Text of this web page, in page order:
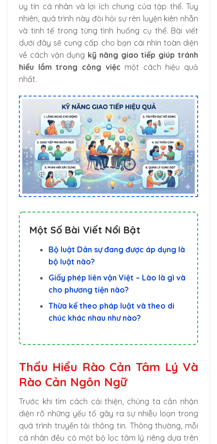
uy tín cá nhân và lợi ích chung của tập thể. Tuy
nhiên, quá trình này đòi hỏi sự rèn luyện kiên nhẫn
và tinh tế trong từng tình huống cụ thể. Bài viết
dưới đây sẽ cung cấp cho bạn cái nhìn toàn diện
về cách vận dụng kỹ năng giao tiếp giúp tránh
hiểu lầm trong công việc một cách hiệu quả
nhất.
Một Số Bài Viết Nổi Bật
Bộ luật Dân sự đang được áp dụng là
bộ luật nào?
Giấy phép liên vận Việt – Lào là gì và
cho phương tiện nào?
Thừa kế theo pháp luật và theo di
chúc khác nhau như nào?
Thấu Hiểu Rào Cản Tâm Lý Và
Rào Cản Ngôn Ngữ
Trước khi tìm cách cải thiện, chúng ta cần nhận
diện rõ những yếu tố gây ra sự nhiễu loạn trong
quá trình truyền tải thông tin. Thông thường, mỗi
cá nhân đều có một bộ lọc tâm lý riêng dựa trên